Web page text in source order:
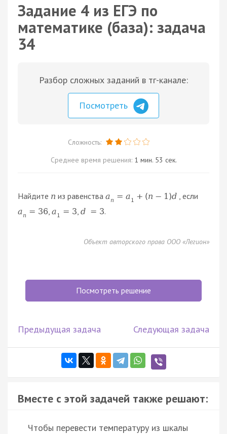
Задание 4 из ЕГЭ по
математике (база): задача
34
Разбор сложных заданий в тг-канале:
Посмотреть
Сложность:
Среднее время решения: 1 мин. 53 сек.
Найдите n из равенства an = a1 + (n − 1 )d , если
an = 36 ,a1 = 3 ,d = 3.
Объект авторского права ООО «Легион»
Посмотреть решение
Предыдущая задача Следующая задача
Вместе с этой задачей также решают:
Чтобы перевести температуру из шкалы